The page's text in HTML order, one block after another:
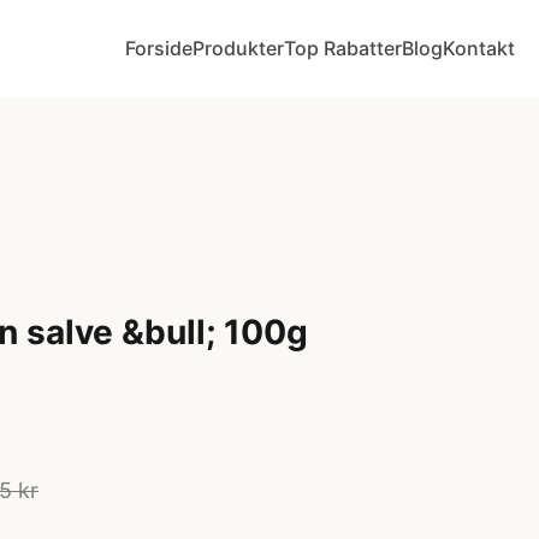
ForsideProdukterTop RabatterBlogKontakt
salve &bull; 100g
kr